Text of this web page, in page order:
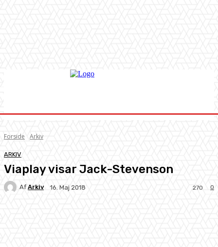
Forside Arkiv
ARKIV
Viaplay visar Jack-Stevenson
Af Arkiv 16. Maj 2018 0
270